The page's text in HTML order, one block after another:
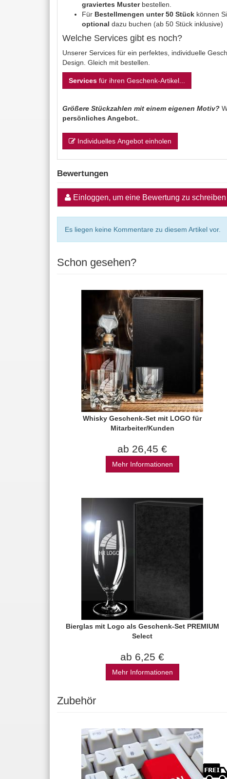
graviertes Musterbestellen.
Für Bestellmengen unter 50 Stück können
optional dazu buchen (ab 50 Stück inklusive)
Welche Services gibt es noch?
Unserer Services für ein perfektes, individuelle
Design. Gleich mit bestellen.
Services für ihren Geschenk-Artikel...
Größere Stückzahlen mit einem eigenen Motiv?
persönliches Angebot.
Individuelles Angebot einholen
Bewertungen
Einloggen, um eine Bewertung zu schreiben
Es liegen keine Kommentare zu diesem Artikel vor.
Schon gesehen?
Whisky Geschenk-Set mit LOGO für
Mitarbeiter/Kunden
ab 26,45 €
Mehr Informationen
Bierglas mit Logo als Geschenk-Set PREMIUM
Select
ab 6,25 €
Mehr Informationen
Zubehör